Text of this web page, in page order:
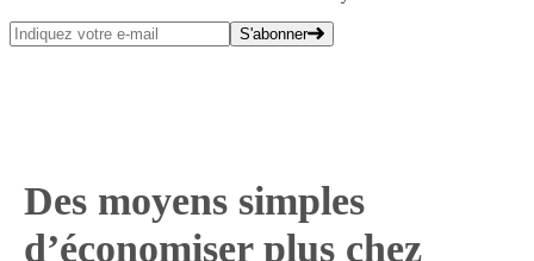
S'abonner
Des moyens simples
d’économiser plus chez